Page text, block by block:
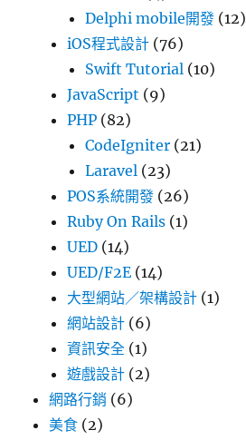
Delphi mobile開發 (12)
iOS程式設計 (76)
Swift Tutorial (10)
JavaScript (9)
PHP (82)
CodeIgniter (21)
Laravel (23)
POS系統開發 (26)
Ruby On Rails (1)
UED (14)
UED/F2E (14)
大型網站／架構設計 (1)
網站設計 (6)
資訊安全 (1)
遊戲設計 (2)
網路行銷 (6)
美食 (2)